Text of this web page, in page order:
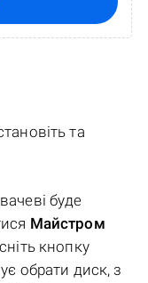
та
буде
Майстром
кнопку
обрати диск, з